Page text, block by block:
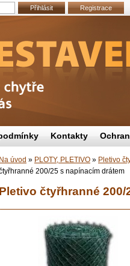
Přihlásit Registrace
Na úvod » PLOTY, PLETIVO » Pletivo
200/25 s napínacím drátem
Pletivo čtyřhranné
Kontakty